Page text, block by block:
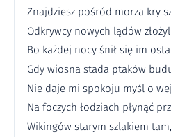
Znajdziesz pośród morza kry
Odkrywcy nowych lądów
Bo każdej nocy śnił się im
Gdy wiosna stada ptaków
Nie daje mi spokoju myśl o
Na foczych łodziach płynąć
Wikingów starym szlakiem